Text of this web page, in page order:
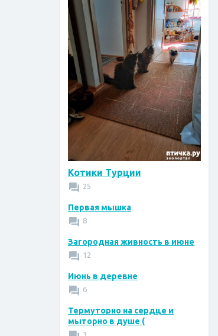
Котики Турции
25
Первая мышка
8
Загородная живность в июне
12
Июнь в деревне
6
Термуторно на сердце и
мыторно в душе (